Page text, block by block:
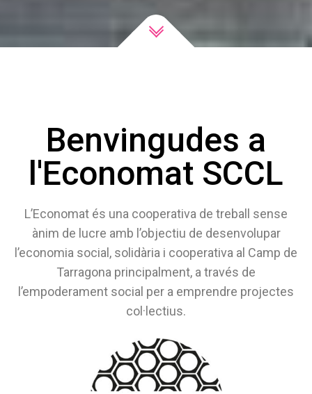
Benvingudes a
l'Economat SCCL
L’Economat és una cooperativa de treball sense
ànim de lucre amb l’objectiu de desenvolupar
l’economia social, solidària i cooperativa al Camp de
Tarragona principalment, a través de
l’empoderament social per a emprendre projectes
col·lectius.